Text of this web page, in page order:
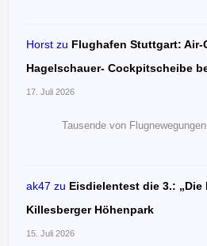
Horst zu Flughafen Stuttgart: Air-
Hagelschauer- Cockpitscheibe
17. Juli 2026
Tausende von
ak47 zu Eisdielentest die 3.: „Die
Killesberger Höhenpark
15. Juli 2026